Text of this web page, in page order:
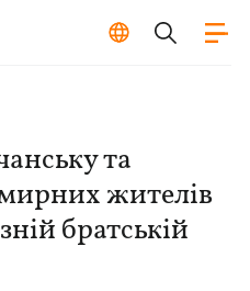
та
жителів
братській